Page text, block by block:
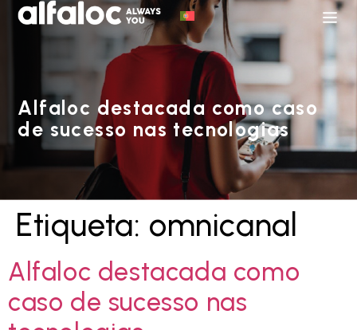
Alfaloc destacada como caso
de sucesso nas tecnologias
Etiqueta: omnicanal
Alfaloc destacada como
caso de sucesso nas